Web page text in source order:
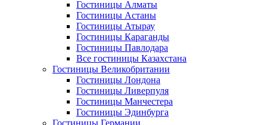
Гостиницы Алматы
Гостиницы Астаны
Гостиницы Атырау
Гостиницы Караганды
Гостиницы Павлодара
Все гостиницы Казахстана
Гостиницы Великобритании
Гостиницы Лондона
Гостиницы Ливерпуля
Гостиницы Манчестера
Гостиницы Эдинбурга
Гостиницы Германии